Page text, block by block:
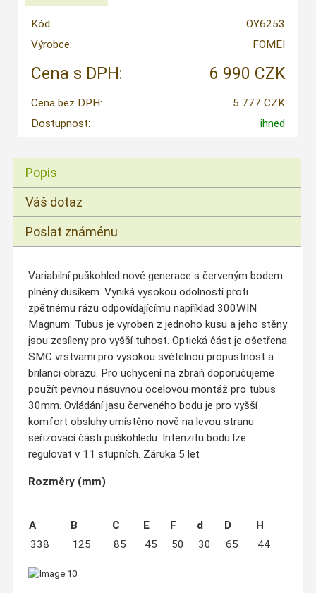
Kód:
OY6253
Výrobce:
FOMEI
Cena s DPH: 6 990 CZK
Cena bez DPH:
5 777 CZK
Dostupnost:
ihned
Popis
Váš dotaz
Poslat známénu
Variabilní puškohled nové generace s červeným bodem
plněný dusíkem. Vyniká vysokou odolností proti
zpětnému rázu odpovídajícímu například 300WIN
Magnum. Tubus je vyroben z jednoho kusu a jeho stěny
jsou zesíleny pro vyšší tuhost. Optická část je ošetřena
SMC vrstvami pro vysokou světelnou propustnost a
brilanci obrazu. Pro uchycení na zbraň doporučujeme
použít pevnou násuvnou ocelovou montáž pro tubus
30mm. Ovládání jasu červeného bodu je pro vyšší
komfort obsluhy umístěno nově na levou stranu
seřizovací části puškohledu. Intenzitu bodu lze
regulovat v 11 stupních. Záruka 5 let
Rozměry (mm)
A B C E F d D
H
338
125 85 45 50 30 65 44